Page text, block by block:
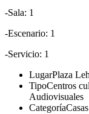
-Sala: 1
-Escenario: 1
-Servicio: 1
LugarPlaza
TipoCentros
Audiovisuales
Categoría